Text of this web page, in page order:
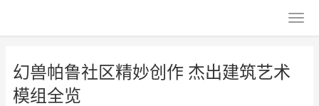
幻兽帕鲁社区精妙创作 杰出建筑艺术
模组全览